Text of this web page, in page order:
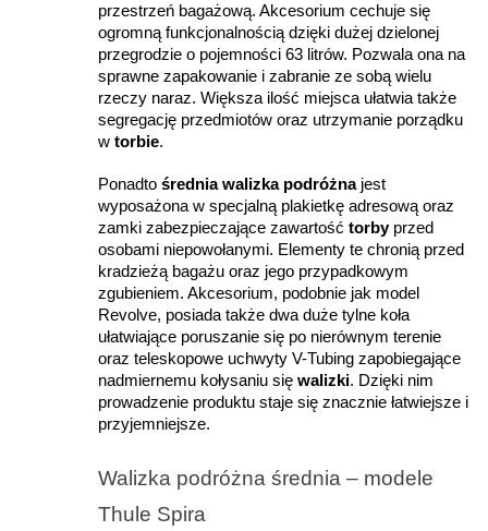
przestrzeń bagażową. Akcesorium cechuje się
ogromną funkcjonalnością dzięki dużej dzielonej
przegrodzie o pojemności 63 litrów. Pozwala ona na
sprawne zapakowanie i zabranie ze sobą wielu
rzeczy naraz. Większa ilość miejsca ułatwia także
segregację przedmiotów oraz utrzymanie porządku
w torbie.
Ponadto średnia walizka podróżna jest
wyposażona w specjalną plakietkę adresową oraz
zamki zabezpieczające zawartość torby przed
osobami niepowołanymi. Elementy te chronią przed
kradzieżą bagażu oraz jego przypadkowym
zgubieniem. Akcesorium, podobnie jak model
Revolve, posiada także dwa duże tylne koła
ułatwiające poruszanie się po nierównym terenie
oraz teleskopowe uchwyty V-Tubing zapobiegające
nadmiernemu kołysaniu się walizki. Dzięki nim
prowadzenie produktu staje się znacznie łatwiejsze i
przyjemniejsze.
Walizka podróżna średnia – modele
Thule Spira